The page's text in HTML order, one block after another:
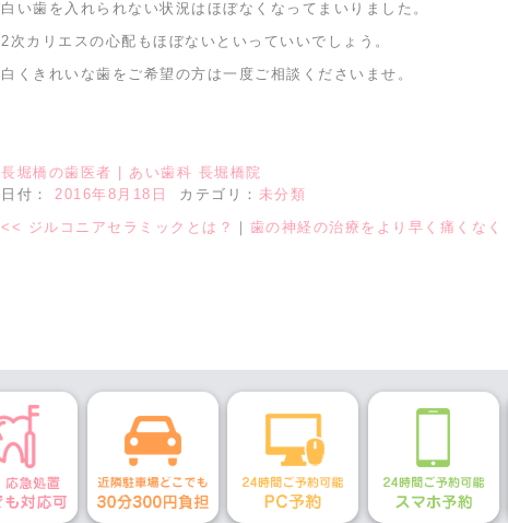
白い歯を入れられない状況はほぼなくなってまいりました。
2次カリエスの心配もほぼないといっていいでしょう。
白くきれいな歯をご希望の方は一度ご相談くださいませ。
長堀橋の歯医者 | あい歯科 長堀橋院
日付： 2016年8月18日 カテゴリ： 未分類
<< ジルコニアセラミックとは？ ｜ 歯の神経の治療をより早く痛くな